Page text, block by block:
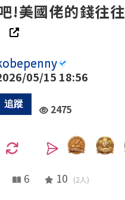
!美國佬的錢往往
05/15 18:56
2475
6 10 (2人)